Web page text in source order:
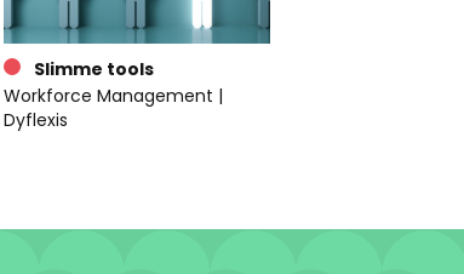
Slimme tools
Workforce Management |
Dyflexis